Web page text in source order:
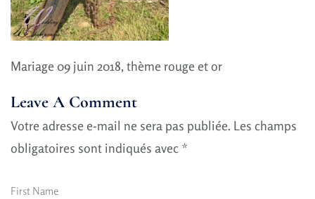
Mariage 09 juin 2018, thème rouge et or
Leave A Comment
Votre adresse e-mail ne sera pas publiée. Les champs
obligatoires sont indiqués avec *